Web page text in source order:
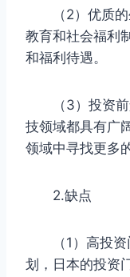
（2）优质的
教育和社会福利
和福利待遇。
（3）投资前
技领域都具有广
领域中寻找更多
2.缺点
（1）高投资
划，日本的投资